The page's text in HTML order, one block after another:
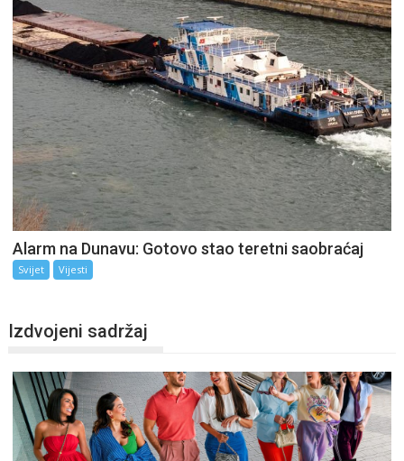
Alarm na Dunavu: Gotovo stao teretni saobraćaj
Svijet Vijesti
Izdvojeni sadržaj